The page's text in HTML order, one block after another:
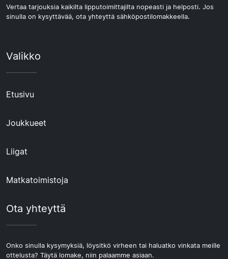
Vertaa tarjouksia kaikilta lipputoimittajilta nopeasti ja helposti. Jos
sinulla on kysyttävää, ota yhteyttä sähköpostilomakkeella.
Valikko
Etusivu
Joukkueet
Liigat
Matkatoimistoja
Ota yhteyttä
Onko sinulla kysymyksiä, löysitkö virheen tai haluatko vinkata meille
ottelusta? Täytä lomake, niin palaamme asiaan.